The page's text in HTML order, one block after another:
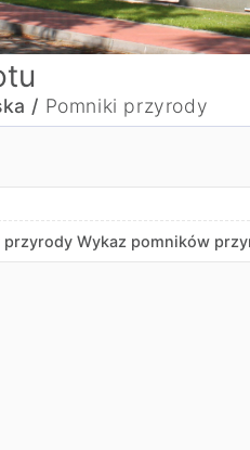
/ Pomniki przyrody
Wykaz pomników